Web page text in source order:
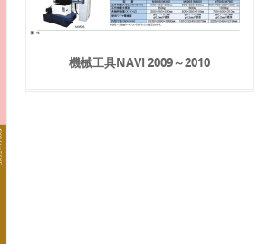
機械工具NAVI 2009～2010